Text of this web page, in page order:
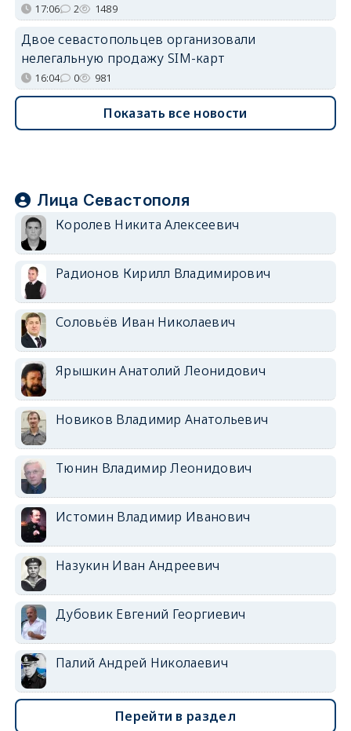
17:06 2 1489
Двое севастопольцев организовали
нелегальную продажу SIM-карт
16:04 0 981
Показать все новости
Лица Севастополя
Королев Никита Алексеевич
Радионов Кирилл Владимирович
Соловьёв Иван Николаевич
Ярышкин Анатолий Леонидович
Новиков Владимир Анатольевич
Тюнин Владимир Леонидович
Истомин Владимир Иванович
Назукин Иван Андреевич
Дубовик Евгений Георгиевич
Палий Андрей Николаевич
Перейти в раздел